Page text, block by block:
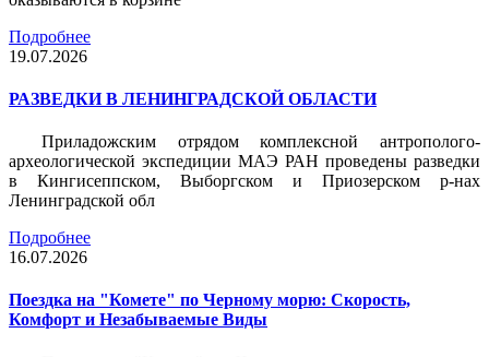
Подробнее
19.07.2026
РАЗВЕДКИ В ЛЕНИНГРАДСКОЙ ОБЛАСТИ
Приладожским отрядом комплексной антрополого-
археологической экспедиции МАЭ РАН проведены разведки
в Кингисеппском, Выборгском и Приозерском р-нах
Ленинградской обл
Подробнее
16.07.2026
Поездка на "Комете" по Черному морю: Скорость,
Комфорт и Незабываемые Виды